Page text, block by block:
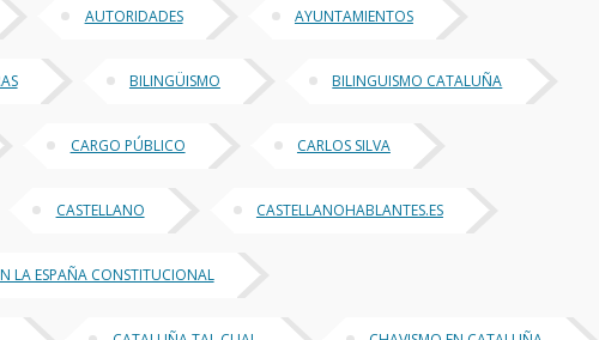
AUTORIDADES AYUNTAMIENTOS
BILINGÜISMO BILINGUISMO CATALUÑA
CARGO PÚBLICO CARLOS SILVA
CASTELLANO CASTELLANOHABLANTES.ES
LA ESPAÑA CONSTITUCIONAL